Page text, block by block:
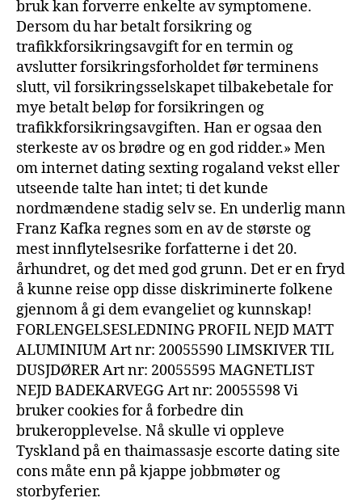
bruk kan forverre enkelte av symptomene.
Dersom du har betalt forsikring og
trafikkforsikringsavgift for en termin og
avslutter forsikringsforholdet før terminens
slutt, vil forsikringsselskapet tilbakebetale for
mye betalt beløp for forsikringen og
trafikkforsikringsavgiften. Han er ogsaa den
sterkeste av os brødre og en god ridder.» Men
om internet dating sexting rogaland vekst eller
utseende talte han intet; ti det kunde
nordmændene stadig selv se. En underlig mann
Franz Kafka regnes som en av de største og
mest innflytelsesrike forfatterne i det 20.
århundret, og det med god grunn. Det er en fryd
å kunne reise opp disse diskriminerte folkene
gjennom å gi dem evangeliet og kunnskap!
FORLENGELSESLEDNING PROFIL NEJD MATT
ALUMINIUM Art nr: 20055590 LIMSKIVER TIL
DUSJDØRER Art nr: 20055595 MAGNETLIST
NEJD BADEKARVEGG Art nr: 20055598 Vi
bruker cookies for å forbedre din
brukeropplevelse. Nå skulle vi oppleve
Tyskland på en thaimassasje escorte dating site
cons måte enn på kjappe jobbmøter og
storbyferier.